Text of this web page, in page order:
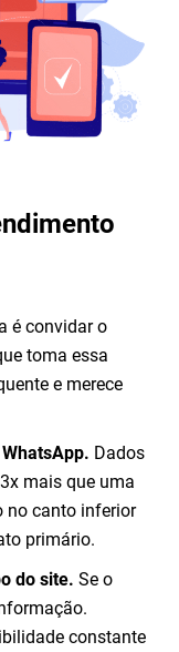
é convidar o
toma essa
e merece
Dados
mais que uma
no canto inferior
primário.
do site. Se o
constante